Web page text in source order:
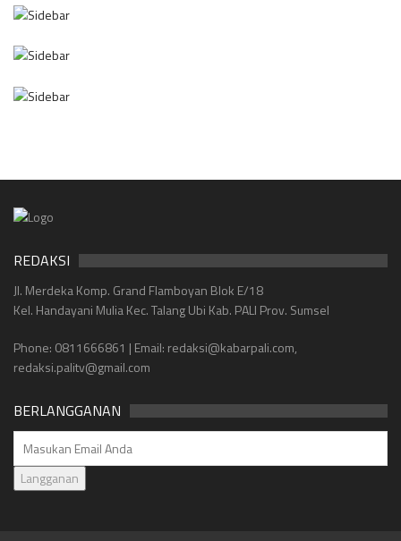
REDAKSI
Jl. Merdeka Komp. Grand Flamboyan Blok E/18
Kel. Handayani Mulia Kec. Talang Ubi Kab. PALI Prov. Sumsel
Phone: 0811666861 | Email: redaksi@kabarpali.com,
redaksi.palitv@gmail.com
BERLANGGANAN
Langganan